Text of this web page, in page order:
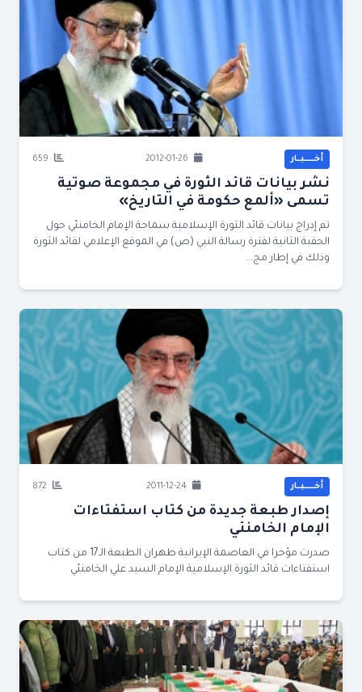
أخــــــبــار
نشر بيانات قائد الثورة في مجموعة صوتية
تسمى «ألمع حكومة في التاريخ»
تم إدراج بيانات قائد الثورة الإسلامية سماحة الإمام الخامنئي حول
الحقبة الثانية لفترة رسالة النبي (ص) في الموقع الإعلامي لقائد الثورة
وذلك في إطار مج...
أخــــــبــار 2011-12-24
إصدار طبعة جديدة من كتاب استفتاءات
الإمام الخامنئي
صدرت مؤخرا في العاصمة الإيرانية طهران الطبعة الـ17 من كتاب
استفتاءات قائد الثورة الإسلامية الإمام السيد علي الخامنئي